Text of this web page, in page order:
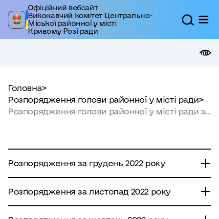
Офіційний вебсайт
Виконавчий комітет Центрально-
Міської районної у місті
Кривому Розі ради
Головна>
Розпорядження голови районної у місті ради>
Розпорядження голови районної у місті ради за
Розпорядження за грудень 2022 року
Подякою голови районної у місті ради".
Розпорядження за листопад 2022 року